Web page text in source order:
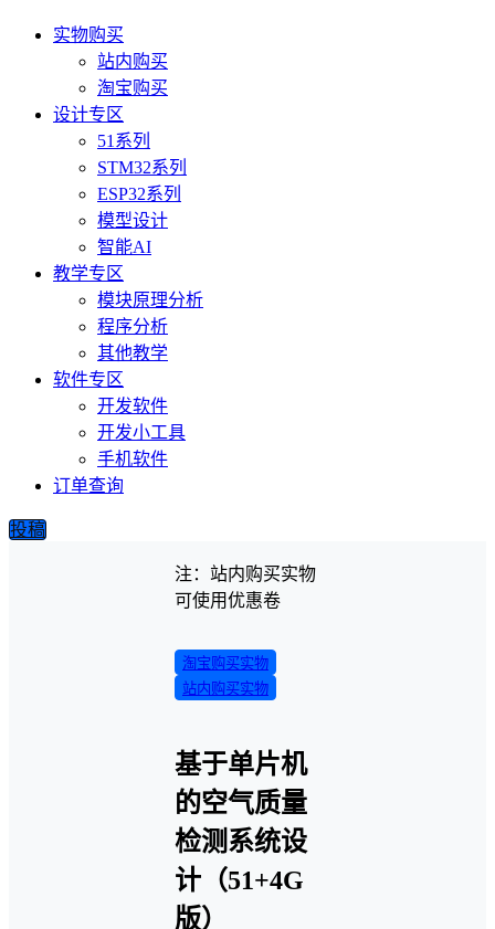
实物购买
站内购买
淘宝购买
设计专区
51系列
STM32系列
ESP32系列
模型设计
智能AI
教学专区
模块原理分析
程序分析
其他教学
软件专区
开发软件
开发小工具
手机软件
订单查询
投稿
注：站内购买实物
可使用优惠卷
淘宝购买实物
站内购买实物
基于单片机
的空气质量
检测系统设
计（51+4G
版）